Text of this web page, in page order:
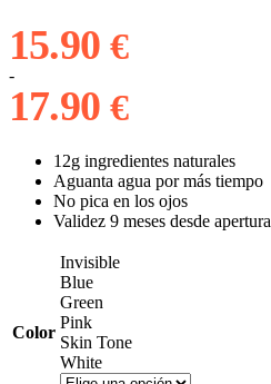
15.90€
-
17.90€
Rango
desde
15.90 €
hasta
12g ingredientes naturales
Aguanta agua por más tiempo
No pica en los ojos
Validez 9 meses desde apertura
Color
Invisible
Blue
Green
Pink
Skin Tone
White